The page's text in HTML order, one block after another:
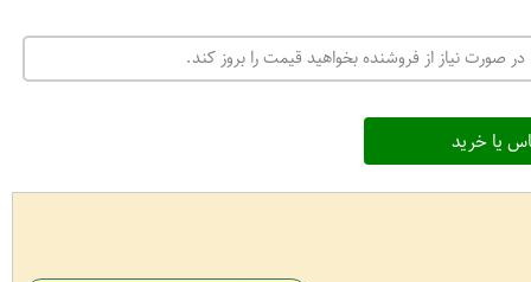
صورت نیاز از فروشنده بخواهید قیمت را بروز کند.
یا خرید